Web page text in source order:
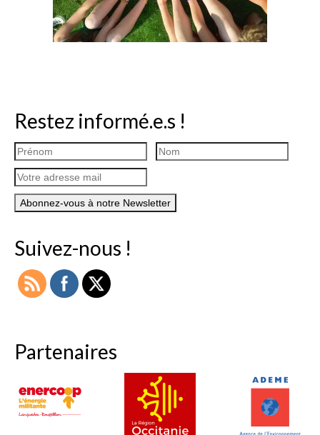
Restez informé.e.s !
Suivez-nous !
Partenaires